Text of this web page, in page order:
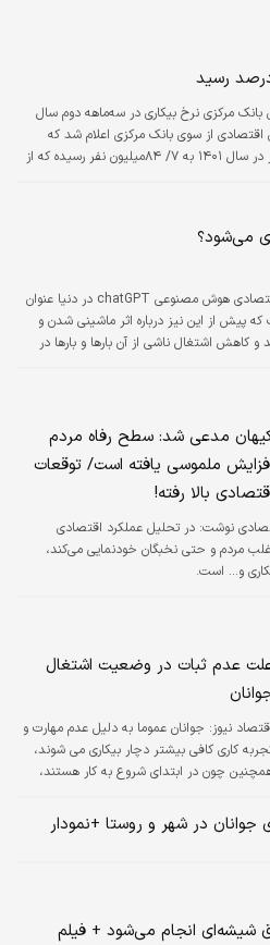
جای‌داده‌اند و از اقتصاد خدماتی بهره‌مند
مسلما رفتاری پیرو زیرساخت‌های اقتصادی
نشان می‌دهند که بررسی هرکدام در جایگاه
برای شناخت دقیق…
بانک مرکزی نرخ بیکاری در سه‌ماهه دوم سال
اقتصادی از سوی بانک مرکزی اعلام شد که
براساس این نماگرها جمعیت کشور در سال ۱۴۰۱ به ۷/ ۸۴میلیون نفر رسیده که از
می‌شود؟
مباحثی که پیرامون تبعات منفی اقتصادی هوش مصنوعی chatGPT در دنیا عنوان
پیش از این نیز درباره اثر ماشینی شدن و
و کاهش اشتغال ناشی از آن بارها و بارها در
مدعی شد: سطح رفاه مردم
ملموسی یافته است/ توقعات
بالا رفته!
نوشت: در تحلیل عملکرد اقتصادی
مردم و حتی نخبگان خودنمایی می‌کند،
و... است.
عدم ثبات در وضعیت اشتغال
نیوز: جوانان عموما به دلیل عدم مهارت و
کاری کافی بیشتر دچار بیکاری می شوند،
چون در ابتدای شروع به کار هستند،
عامل نیز باعث بیکاری بالاتر و ثبات کمتر در
اشتغال جوانان می شود.
در شهر و روستا +نمودار
شیشه‌ای انجام می‌شود + فیلم